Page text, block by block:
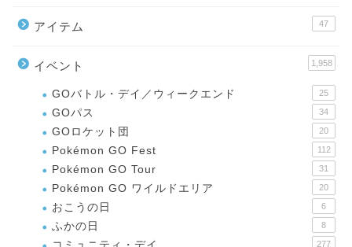
アイテム 47
イベント 1,958
GOバトル・デイ／ウィークエンド 25
GOパス 34
GOロケット団 20
Pokémon GO Fest 112
Pokémon GO Tour 31
Pokémon GO ワイルドエリア 20
おこうの日 6
ふかの日 8
277